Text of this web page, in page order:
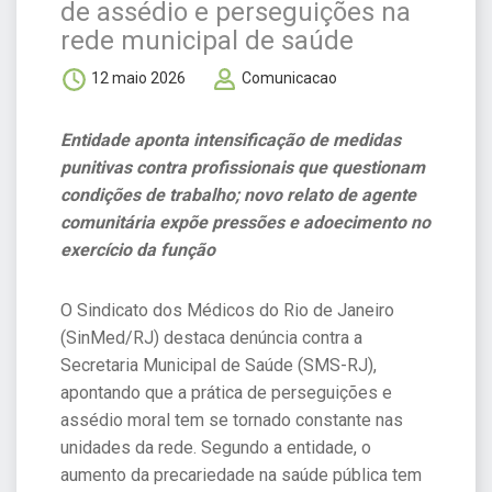
de assédio e perseguições na
rede municipal de saúde
12 maio 2026 Comunicacao
Entidade aponta intensificação de medidas
punitivas contra profissionais que questionam
condições de trabalho; novo relato de agente
comunitária expõe pressões e adoecimento no
exercício da função
O Sindicato dos Médicos do Rio de Janeiro
(SinMed/RJ) destaca denúncia contra a
Secretaria Municipal de Saúde (SMS-RJ),
apontando que a prática de perseguições e
assédio moral tem se tornado constante nas
unidades da rede. Segundo a entidade, o
aumento da precariedade na saúde pública tem